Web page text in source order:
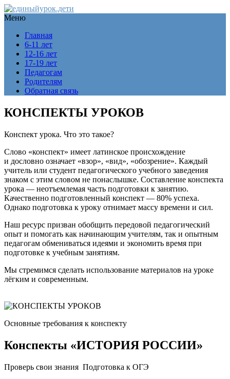
Меню
Главная
6-11 лет
12-16 лет
17-19 лет
Педагогам
Родителям
Обратная связь
КОНСПЕКТЫ УРОКОВ
Конспект урока. Что это такое?
Слово «конспект» имеет латинское происхождение
и дословно означает «взор», «вид», «обозрение». Каждый
учитель или студент педагогического учебного заведения
знаком с этим словом не понаслышке. Составление конспекта
урока — неотъемлемая часть подготовки к занятию.
Качественно подготовленный конспект — 80% успеха.
Однако подготовка к уроку отнимает массу времени и сил.
Наш ресурс призван обобщить передовой педагогический
опыт и помогать как начинающим учителям, так и опытным
педагогам обмениваться идеями и экономить время при
подготовке к учебным занятиям.
Мы стремимся сделать использование материалов на уроке
лёгким и современным.
Основные требования к конспекту
Конспекты «ИСТОРИЯ РОССИИ»
Проверь свои знания Подготовка к ОГЭ